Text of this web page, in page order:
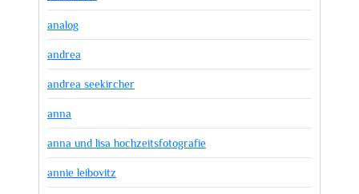
analog
andrea
andrea seekircher
anna
anna und lisa hochzeitsfotografie
annie leibovitz